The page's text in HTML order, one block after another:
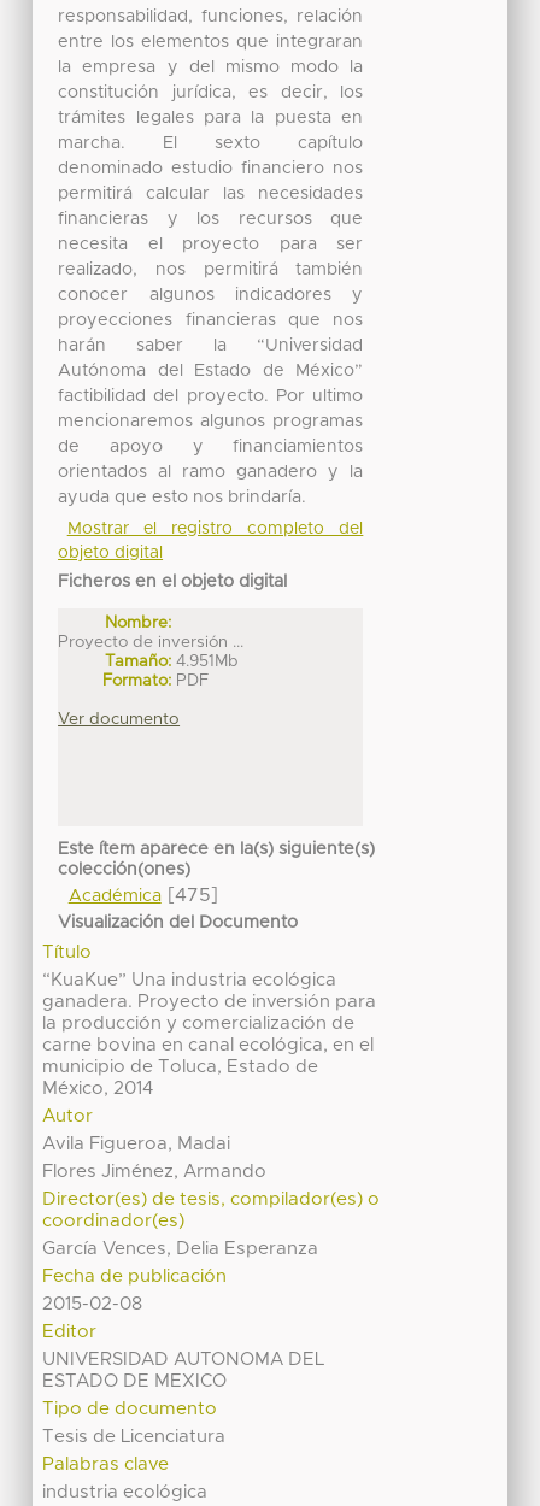
responsabilidad, funciones, relación
entre los elementos que integraran
la empresa y del mismo modo la
constitución jurídica, es decir, los
trámites legales para la puesta en
marcha. El sexto capítulo
denominado estudio financiero nos
permitirá calcular las necesidades
financieras y los recursos que
necesita el proyecto para ser
realizado, nos permitirá también
conocer algunos indicadores y
proyecciones financieras que nos
harán saber la “Universidad
Autónoma del Estado de México”
factibilidad del proyecto. Por ultimo
mencionaremos algunos programas
de apoyo y financiamientos
orientados al ramo ganadero y la
ayuda que esto nos brindaría.
Mostrar el registro completo del
objeto digital
Ficheros en el objeto digital
Nombre:
Proyecto de inversión ...
Tamaño: 4.951Mb
Formato: PDF
Ver documento
Este ítem aparece en la(s) siguiente(s)
colección(ones)
Académica[475]
Visualización del Documento
Título
“KuaKue” Una industria ecológica
ganadera. Proyecto de inversión para
la producción y comercialización de
carne bovina en canal ecológica, en el
municipio de Toluca, Estado de
México, 2014
Autor
Avila Figueroa, Madai
Flores Jiménez, Armando
Director(es) de tesis, compilador(es) o
coordinador(es)
García Vences, Delia Esperanza
Fecha de publicación
2015-02-08
Editor
UNIVERSIDAD AUTONOMA DEL
ESTADO DE MEXICO
Tipo de documento
Tesis de Licenciatura
Palabras clave
industria ecológica